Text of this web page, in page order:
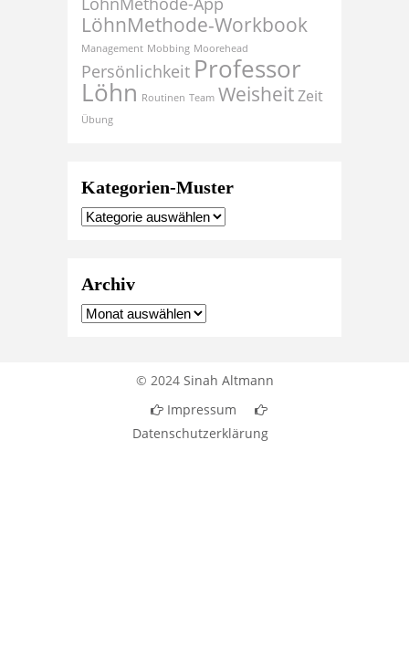
LöhnMethode-Workbook
Management Mobbing Moorehead
Persönlichkeit Professor
Löhn Routinen Team WeisheitZeit
Übung
Kategorien-Muster
Archiv
© 2024 Sinah Altmann
Impressum
Datenschutzerklärung